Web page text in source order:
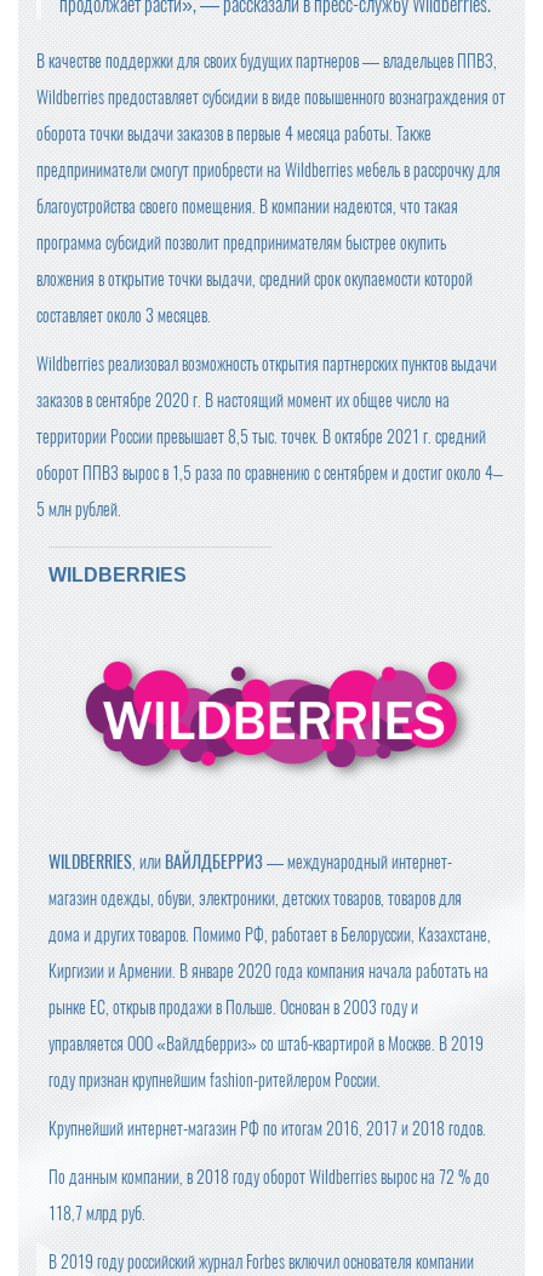
В качестве поддержки для своих будущих партнеров — владельцев ППВЗ,
Wildberries предоставляет субсидии в виде повышенного вознаграждения от
оборота точки выдачи заказов в первые 4 месяца работы. Также
предприниматели смогут приобрести на Wildberries мебель в рассрочку для
благоустройства своего помещения. В компании надеются, что такая
программа субсидий позволит предпринимателям быстрее окупить
вложения в открытие точки выдачи, средний срок окупаемости которой
составляет около 3 месяцев.
Wildberries реализовал возможность открытия партнерских пунктов выдачи
заказов в сентябре 2020 г. В настоящий момент их общее число на
территории России превышает 8,5 тыс. точек. В октябре 2021 г. средний
оборот ППВЗ вырос в 1,5 раза по сравнению с сентябрем и достиг около 4–
5 млн рублей.
WILDBERRIES
WILDBERRIES, или ВАЙЛДБЕРРИЗ — международный интернет-
магазин одежды, обуви, электроники, детских товаров, товаров для
дома и других товаров. Помимо РФ, работает в Белоруссии, Казахстане,
Киргизии и Армении. В январе 2020 года компания начала работать на
рынке ЕС, открыв продажи в Польше. Основан в 2003 году и
управляется ООО «Вайлдберриз» со штаб-квартирой в Москве. В 2019
году признан крупнейшим fashion-ритейлером России.
Крупнейший интернет-магазин РФ по итогам 2016, 2017 и 2018 годов.
По данным компании, в 2018 году оборот Wildberries вырос на 72 % до
118,7 млрд руб.
В 2019 году российский журнал Forbes включил основателя компании